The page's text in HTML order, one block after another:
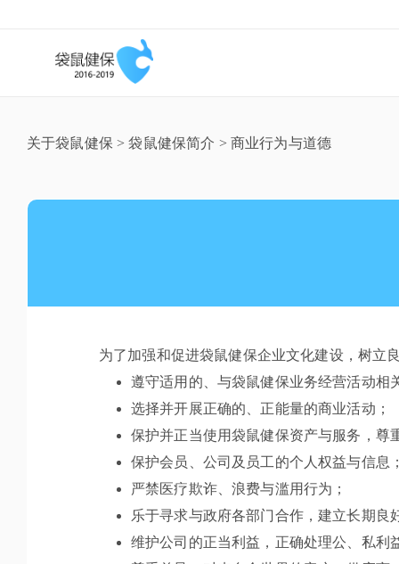
关于袋鼠健保 >袋鼠健保简介 > 商业行为与道德
为了加强和促进袋鼠健保企业文化建设，树立
遵守适用的、与袋鼠健保业务经营活动相
选择并开展正确的、正能量的商业活动；
保护并正当使用袋鼠健保资产与服务，尊
保护会员、公司及员工的个人权益与信息
严禁医疗欺诈、浪费与滥用行为；
乐于寻求与政府各部门合作，建立长期良
维护公司的正当利益，正确处理公、私利